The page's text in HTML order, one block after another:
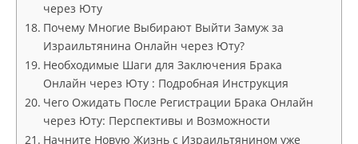
через Юту
Почему Многие Выбирают Выйти Замуж за
Израильтянина Онлайн через Юту?
Необходимые Шаги для Заключения Брака
Онлайн через Юту : Подробная Инструкция
Чего Ожидать После Регистрации Брака Онлайн
через Юту: Перспективы и Возможности
Начните Новую Жизнь с Израильтянином уже